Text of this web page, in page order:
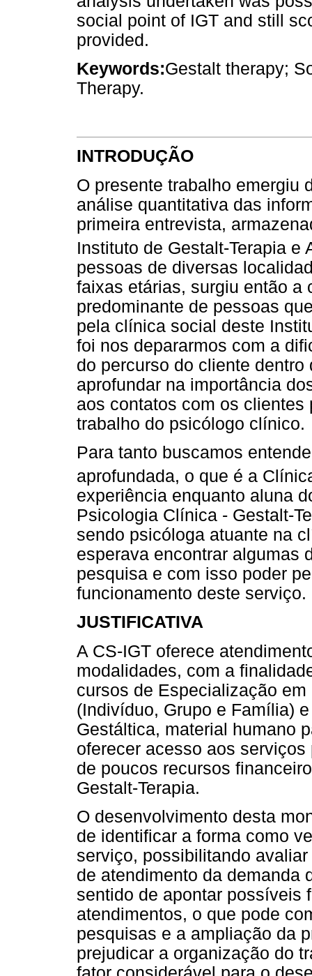
social point of IGT and still
provided.
Keywords:Gestalt therapy;
Therapy.
INTRODUÇÃO
O presente trabalho emergiu
análise quantitativa das
primeira entrevista,
Instituto de Gestalt-Terapia e
pessoas de diversas
faixas etárias, surgiu então a
predominante de pessoas
pela clínica social deste
foi nos depararmos com a
do percurso do cliente
aprofundar na importância
aos contatos com os
trabalho do psicólogo clínico.
Para tanto buscamos
aprofundada, o que é a
experiência enquanto aluna
Psicologia Clínica - Gestalt-
sendo psicóloga atuante na
esperava encontrar algumas
pesquisa e com isso poder
funcionamento deste serviço.
JUSTIFICATIVA
A CS-IGT oferece
modalidades, com a
cursos de Especialização
(Indivíduo, Grupo e Família)
Gestáltica, material humano
oferecer acesso aos
de poucos recursos
Gestalt-Terapia.
O desenvolvimento desta
de identificar a forma como
serviço, possibilitando
de atendimento da demanda
sentido de apontar possíveis
atendimentos, o que pode
pesquisas e a ampliação da
prejudicar a organização do